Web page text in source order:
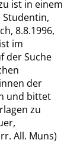
ist in einem
Studentin,
8.8.1996,
ist im
der Suche
der
und bittet
zu
All. Muns)